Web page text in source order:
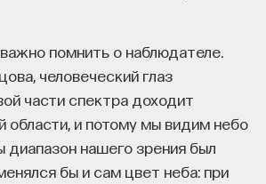
помнить о наблюдателе.
человеческий глаз
части спектра доходит
области, и потому мы видим небо
диапазон нашего зрения был
бы и сам цвет неба: при